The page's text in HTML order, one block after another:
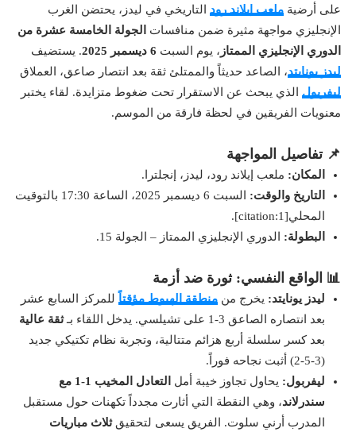
على أرضية ملعب إيلاند رودالتاريخي في ليدز، يحتضن الغرب
الإنجليزي مواجهة مثيرة ضمن منافسات
الجولة الخامسة عشرة من
الدوري الإنجليزي الممتاز ، يوم السبت 6 ديسمبر 2025
. يستضيف
ليدز يونايتد، الصاعد حديثاً والممتلئ ثقة بعد انتصار صاعق، العملاق
ليفربولالذي يبحث عن الاستقرار تحت ضغوط متزايدة. لقاء يختبر
معنويات الفريقين في لحظة فارقة من الموسم.
📌 تفاصيل المواجهة
المكان: ملعب إيلاند رود، ليدز، إنجلترا.
التاريخ والوقت:
السبت 6 ديسمبر 2025، الساعة 17:30 بالتوقيت
المحلي[citation:1].
البطولة: الدوري الإنجليزي الممتاز – الجولة 15.
📊 الواقع النفسي: ثورة ضد أزمة
ليدز يونايتد: يخرج من منطقة الهبوط مؤقتاًللمركز السابع عشر
بعد انتصاره الصاعق 3-1 على تشيلسي. يدخل اللقاء بـ
ثقة عالية
بعد كسر سلسلة أربع هزائم متتالية، وتجربة نظام تكتيكي جديد
(3-5-2) أثبت نجاحه فوراً.
ليفربول: يحاول تجاوز خيبة أمل
التعادل المخيب 1-1 مع
سندرلاند، وهي النقطة التي أثارت مجدداً تكهنات حول مستقبل
المدرب أرني سلوت. الفريق يسعى لتحقيقثلاث مباريات